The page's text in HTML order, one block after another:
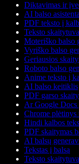
Diktavimas ir
AI balso
PDF teksto į
Teksto
Moteriško balso
Vyriško balso
Geriausios
Roboto balso
Anime teksto į
AI balso keitiklis
PDF garso
Ar Google Docs
Chrome plėtinys
Hindi kalbos
PDF skaitymas
AI balsų
Tekstas į balsą
Teksto